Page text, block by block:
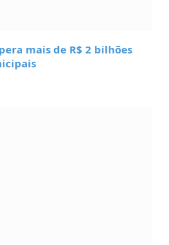
mais de R$ 2 bilhões